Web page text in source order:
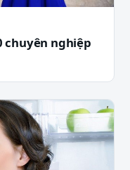
chuyên nghiệp